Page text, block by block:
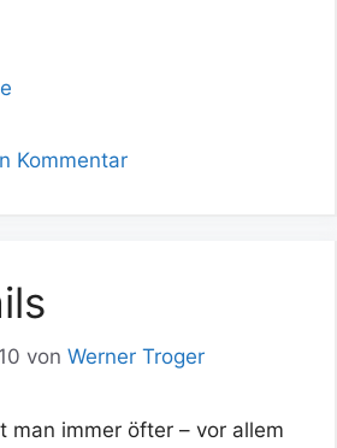
Kommentar
von Werner Troger
man immer öfter – vor allem